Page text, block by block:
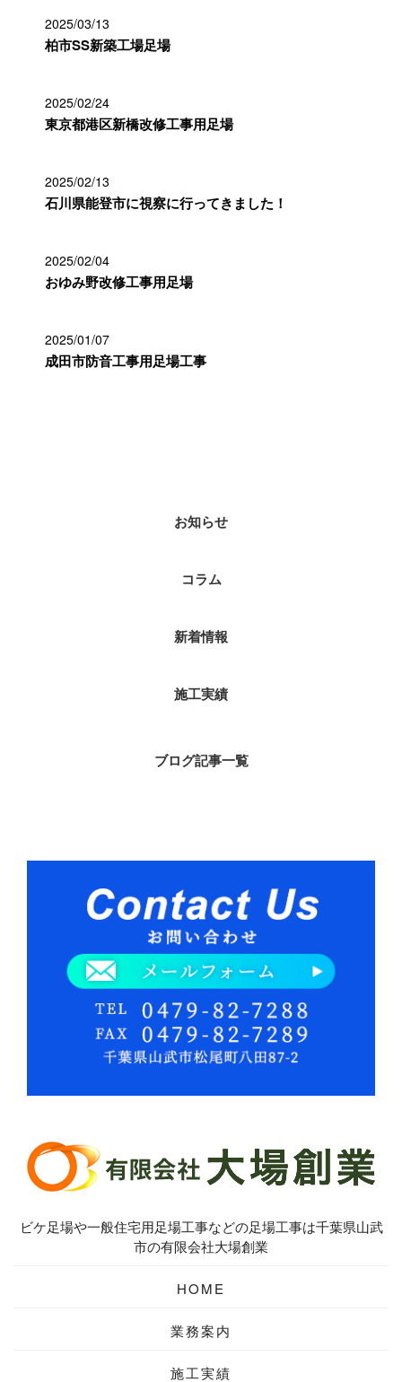
2025/03/13
柏市SS新築工場足場
2025/02/24
東京都港区新橋改修工事用足場
2025/02/13
石川県能登市に視察に行ってきました！
2025/02/04
おゆみ野改修工事用足場
2025/01/07
成田市防音工事用足場工事
お知らせ
コラム
新着情報
施工実績
ブログ記事一覧
ビケ足場や一般住宅用足場工事などの足場工事は千葉県山武
市の有限会社大場創業
HOME
業務案内
施工実績